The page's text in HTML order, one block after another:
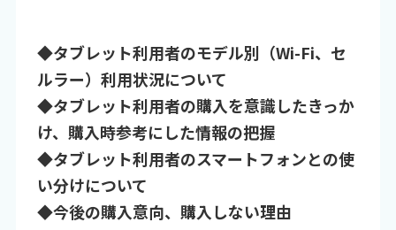
◆タブレット利用者のモデル別（Wi-Fi、セ
ルラー）利用状況について
◆タブレット利用者の購入を意識したきっか
け、購入時参考にした情報の把握
◆タブレット利用者のスマートフォンとの使
い分けについて
◆今後の購入意向、購入しない理由